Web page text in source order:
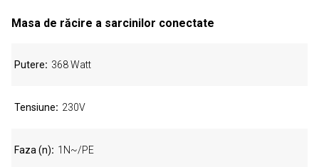
Masa de răcire a sarcinilor conectate
Putere 368 Watt
Tensiune 230V
Faza (n) 1N~/PE